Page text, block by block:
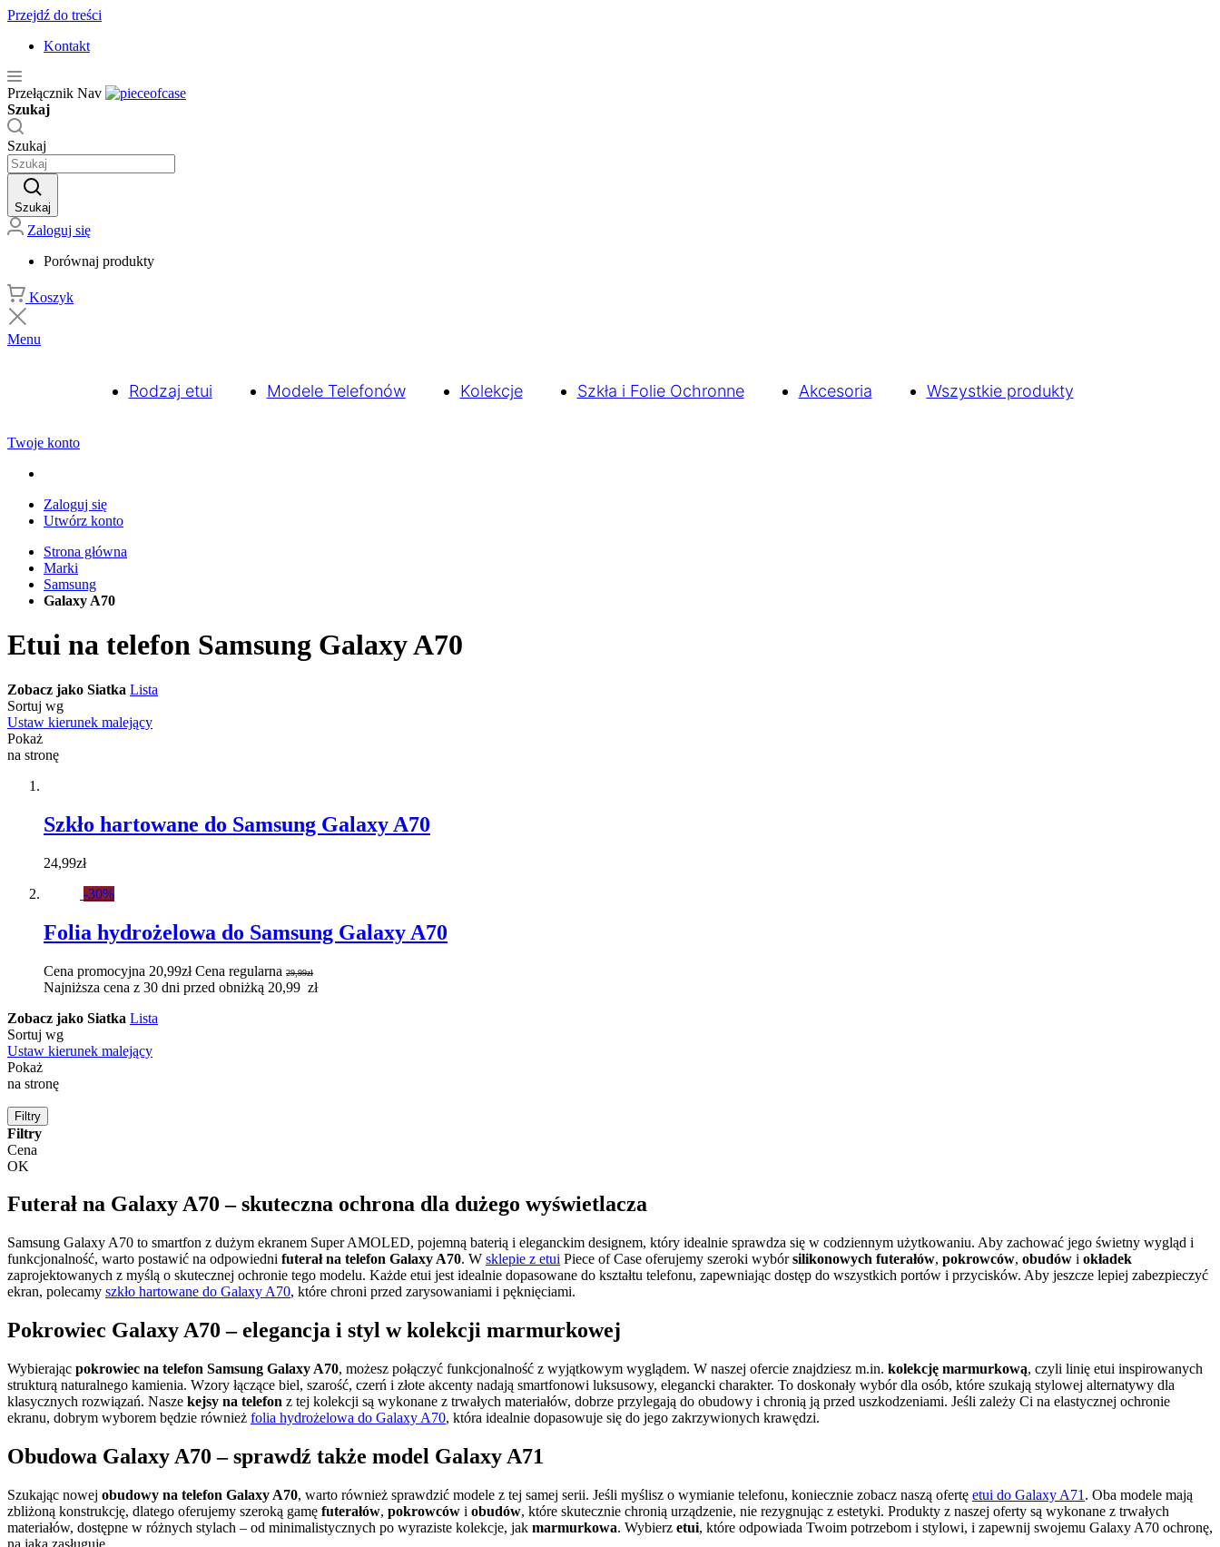
Przejdź do treści
Kontakt
Przełącznik Nav
Szukaj
Szukaj
Szukaj
Zaloguj się
Porównaj produkty
Koszyk
Menu
Rodzaj etui Modele Telefonów Kolekcje Szkła i Folie Ochronne Akcesoria Wszystkie produkty
Twoje konto
Zaloguj się
Utwórz konto
Strona główna
Marki
Samsung
Galaxy A70
Etui na telefon Samsung Galaxy A70
Zobacz jako Siatka Lista
Sortuj wg
Ustaw kierunek malejący
Pokaż
na stronę
Szkło hartowane do Samsung Galaxy A70
24,99zł
-30%
Folia hydrożelowa do Samsung Galaxy A70
Cena promocyjna 20,99zł Cena regularna 29,99zł
Najniższa cena z 30 dni przed obniżką 20,99 zł
Zobacz jako Siatka Lista
Sortuj wg
Ustaw kierunek malejący
Pokaż
na stronę
Filtry
Filtry
Cena
OK
Futerał na Galaxy A70 – skuteczna ochrona dla dużego wyświetlacza
Samsung Galaxy A70 to smartfon z dużym ekranem Super AMOLED, pojemną baterią i eleganckim designem, który idealnie sprawdza się w codziennym użytkowaniu. Aby zachować jego świetny wygląd i
funkcjonalność, warto postawić na odpowiedni futerał na telefon Galaxy A70. W sklepie z etui Piece of Case oferujemy szeroki wybórsilikonowych futerałów, pokrowców, obudów i okładek
zaprojektowanych z myślą o skutecznej ochronie tego modelu. Każde etui jest idealnie dopasowane do kształtu telefonu, zapewniając dostęp do wszystkich portów i przycisków. Aby jeszcze lepiej zabezpieczyć
ekran, polecamy szkło hartowane do Galaxy A70, które chroni przed zarysowaniami i pęknięciami.
Pokrowiec Galaxy A70 – elegancja i styl w kolekcji marmurkowej
Wybierając pokrowiec na telefon Samsung Galaxy A70, możesz połączyć funkcjonalność z wyjątkowym wyglądem. W naszej ofercie znajdziesz m.in. kolekcję marmurkową, czyli linię etui inspirowanych
strukturą naturalnego kamienia. Wzory łączące biel, szarość, czerń i złote akcenty nadają smartfonowi luksusowy, elegancki charakter. To doskonały wybór dla osób, które szukają stylowej alternatywy dla
klasycznych rozwiązań. Nasze kejsy na telefon z tej kolekcji są wykonane z trwałych materiałów, dobrze przylegają do obudowy i chronią ją przed uszkodzeniami. Jeśli zależy Ci na elastycznej ochronie
ekranu, dobrym wyborem będzie również folia hydrożelowa do Galaxy A70, która idealnie dopasowuje się do jego zakrzywionych krawędzi.
Obudowa Galaxy A70 – sprawdź także model Galaxy A71
Szukając nowej obudowy na telefon Galaxy A70, warto również sprawdzić modele z tej samej serii. Jeśli myślisz o wymianie telefonu, koniecznie zobacz naszą ofertę etui do Galaxy A71 . Oba modele mają
zbliżoną konstrukcję, dlatego oferujemy szeroką gamę futerałów, pokrowców i obudów, które skutecznie chronią urządzenie, nie rezygnując z estetyki. Produkty z naszej oferty są wykonane z trwałych
materiałów, dostępne w różnych stylach – od minimalistycznych po wyraziste kolekcje, jak marmurkowa. Wybierz etui, które odpowiada Twoim potrzebom i stylowi, i zapewnij swojemu Galaxy A70 ochronę,
na jaką zasługuje.